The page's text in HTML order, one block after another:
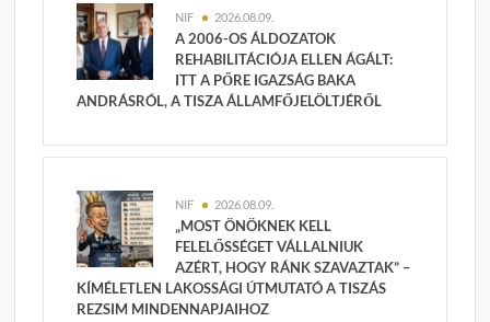
NIF 2026.08.09.
A 2006-OS ÁLDOZATOK
REHABILITÁCIÓJA ELLEN ÁGÁLT:
ITT A PŐRE IGAZSÁG BAKA
ANDRÁSRÓL, A TISZA ÁLLAMFŐJELÖLTJÉRŐL
NIF 2026.08.09.
„MOST ÖNÖKNEK KELL
FELELŐSSÉGET VÁLLALNIUK
AZÉRT, HOGY RÁNK SZAVAZTAK” –
KÍMÉLETLEN LAKOSSÁGI ÚTMUTATÓ A TISZÁS
REZSIM MINDENNAPJAIHOZ